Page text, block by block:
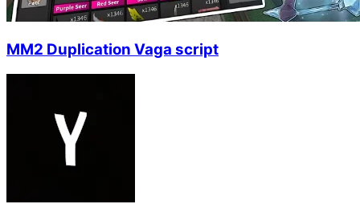
MM2 Duplication Vaga script